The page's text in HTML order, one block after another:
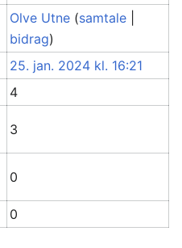
Olve Utne (samtale
bidrag)
25. jan. 2024 kl. 16:21
4
3
0
0